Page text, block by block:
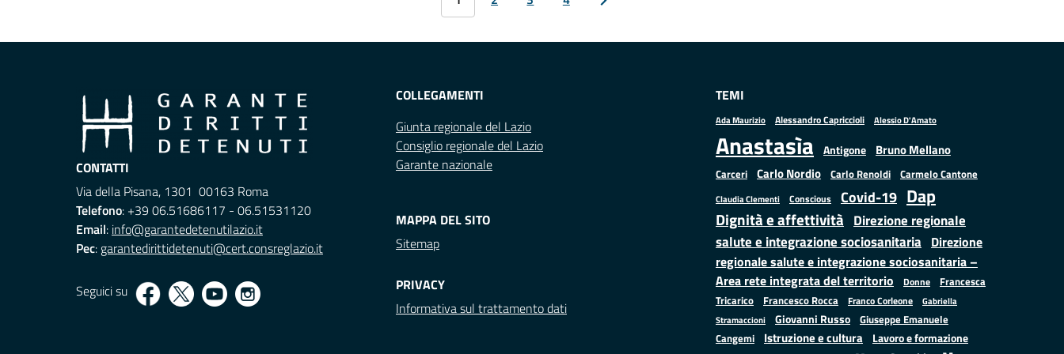
CONTATTI
Via della Pisana, 1301 00163 Roma
Telefono: +39 06.51686117 - 06.51531120
Email: info@garantedetenutilazio.it
Pec: garantedirittidetenuti@cert.consreglazio.it
Seguici su
COLLEGAMENTI
Giunta regionale del Lazio
Consiglio regionale del Lazio
Garante nazionale
MAPPA DEL SITO
Sitemap
PRIVACY
Informativa sul trattamento dati
TEMI
Ada Maurizio Alessandro Capriccioli Alessio D'Amato
Anastasìa Antigone Bruno Mellano
Carceri Carlo Nordio Carlo Renoldi Carmelo Cantone
Claudia Clementi Conscious Covid-19 Dap
Dignità e affettività Direzione regionale
salute e integrazione sociosanitaria Direzione
regionale salute e integrazione sociosanitaria –
Area rete integrata del territorio
Donne
Francesca
Tricarico
Francesco Rocca Franco Corleone
Gabriella
Stramaccioni
Giovanni Russo Giuseppe Emanuele
Cangemi
Istruzione e cultura Lavoro e formazione